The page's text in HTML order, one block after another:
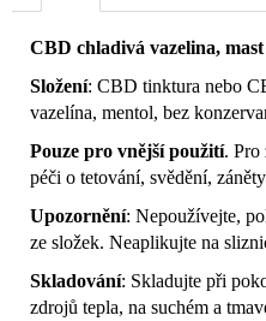
CBD chladivá vazelina,
Složení: CBD tinktura nebo
vazelína, mentol, bez
Pouze pro vnější použití. Pro
péči o tetování, svědění,
Upozornění: Nepoužívejte,
ze složek. Neaplikujte na
Skladování: Skladujte při
zdrojů tepla, na suchém a